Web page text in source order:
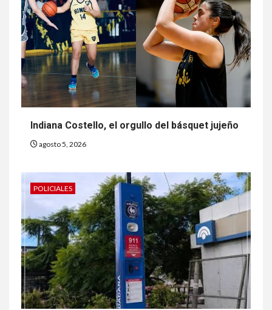
Indiana Costello, el orgullo del básquet jujeño
agosto 5, 2026
POLICIALES